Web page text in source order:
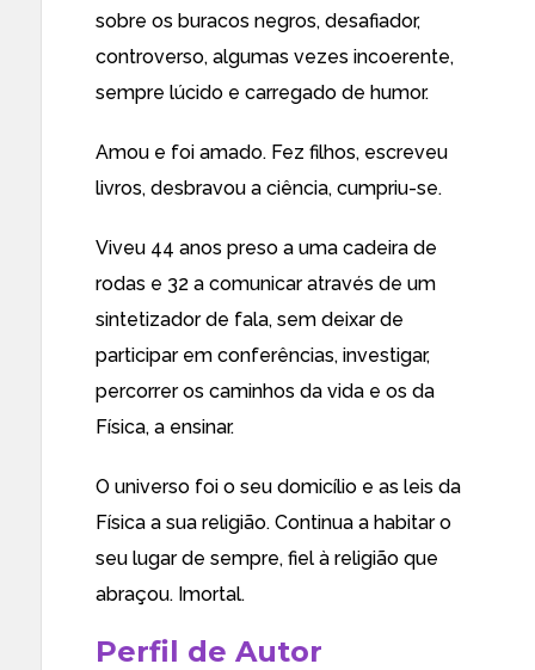
sobre os buracos negros, desafiador,
controverso, algumas vezes incoerente,
sempre lúcido e carregado de humor.
Amou e foi amado. Fez filhos, escreveu
livros, desbravou a ciência, cumpriu-se.
Viveu 44 anos preso a uma cadeira de
rodas e 32 a comunicar através de um
sintetizador de fala, sem deixar de
participar em conferências, investigar,
percorrer os caminhos da vida e os da
Física, a ensinar.
O universo foi o seu domicílio e as leis da
Física a sua religião. Continua a habitar o
seu lugar de sempre, fiel à religião que
abraçou. Imortal.
Perfil de Autor